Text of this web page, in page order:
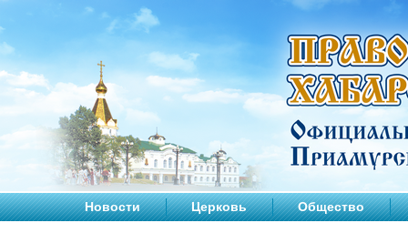
Новости Церковь Общество